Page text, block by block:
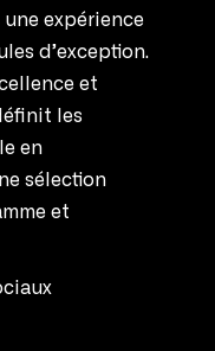
expérience
d’exception.
et
les
en
sélection
et